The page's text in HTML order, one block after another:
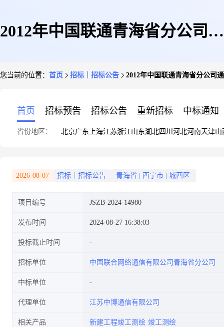
2012年中国联通青海省分公司通
您当前的位置： 首页 招标｜招标公告 2012年中国联通青海省分公司
首页 招标预告 招标公告 重新招标 中标通知
省份地区： 北京广东 上海江苏浙江山东湖北四川 河北河南天津山
2026-08-07 招标｜招标公告 青海省 西宁市 城西区
项目编号 JSZB-2024-14980
发布时间 2024-08-27 16:38:03
投标截止时间
招标单位 中国联合网络通信有限公司青海省分公司
中标单位
代理单位 江苏中博通信有限公司
相关产品 新建工程竣工测绘 竣工测绘